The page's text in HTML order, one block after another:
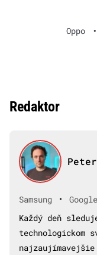
Oppo •
Redaktor
Samsung • Google
Každý deň
technologickom
najzaujímavejšie